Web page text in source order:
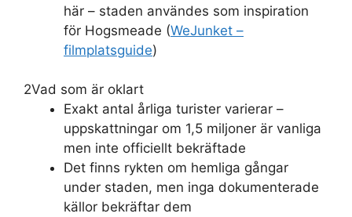
här – staden användes som inspiration
för Hogsmeade (WeJunket –
filmplatsguide)
2Vad som är oklart
Exakt antal årliga turister varierar –
uppskattningar om 1,5 miljoner är vanliga
men inte officiellt bekräftade
Det finns rykten om hemliga gångar
under staden, men inga dokumenterade
källor bekräftar dem